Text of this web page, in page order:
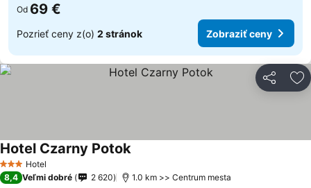
Od 69 €
Pozrieť ceny z(o) 2 stránok Zobraziť ceny
Zdieľať
3 Počet hviezdičiek
Hotel
Hotel Czarny PotokZobraziť ceny
8,4 Veľmi dobré 2 620 1.0 km >> Centrum mesta